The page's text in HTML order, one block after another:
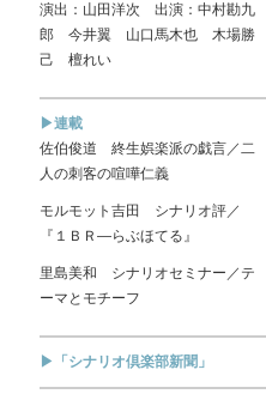
演出：山田洋次 出演：中村勘九
郎 今井翼 山口馬木也 木場勝
己 檀れい
▶連載
佐伯俊道 終生娯楽派の戯言／二
人の刺客の喧嘩仁義
モルモット吉田 シナリオ評／
『１ＢＲ—らぶほてる』
里島美和 シナリオセミナー／テ
ーマとモチーフ
▶「シナリオ倶楽部新聞」